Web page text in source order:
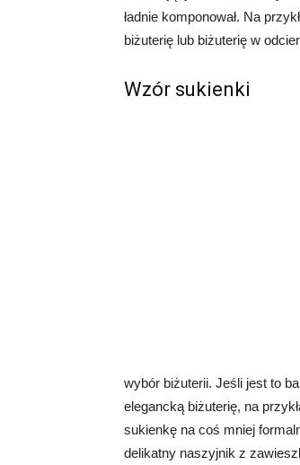
ładnie komponował. Na
biżuterię lub biżuterię w
Wzór sukienki
wybór biżuterii. Jeśli jest to
elegancką biżuterię, na
sukienkę na coś mniej
delikatny naszyjnik z